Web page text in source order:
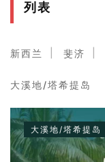
列表
新西兰 斐济
大溪地/塔希提岛
大溪地/塔希提岛